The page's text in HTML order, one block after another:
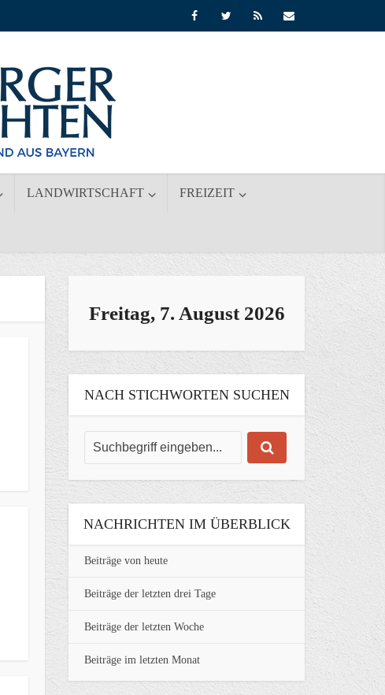
LANDWIRTSCHAFT FREIZEIT
Freitag, 7. August 2026
NACH STICHWORTEN SUCHEN
NACHRICHTEN IM ÜBERBLICK
Beiträge von heute
Beiträge der letzten drei Tage
Beiträge der letzten Woche
Beiträge im letzten Monat